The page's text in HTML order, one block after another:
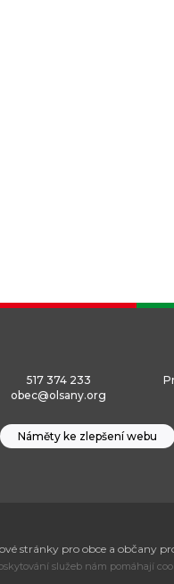
517 374 233
obec@olsany.org
Náměty ke zlepšení webu
stránky pro obce a občany
služeb nám pomáhají